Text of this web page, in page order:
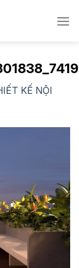
KẾ NỘI